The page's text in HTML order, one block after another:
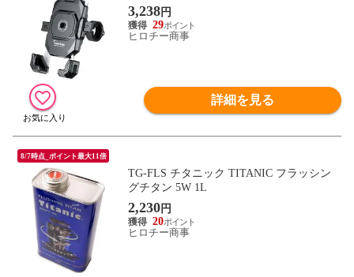
3,238円
29
ヒロチー商事
詳細を見る
8/7時点_ポイント最大11倍
TG-FLS チタニック TITANIC フラッシン
グチタン 5W 1L
2,230円
20
ヒロチー商事